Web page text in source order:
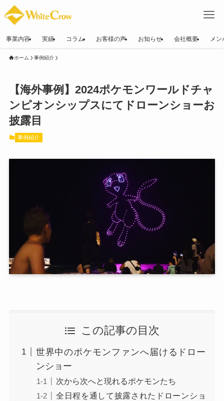
事業内容 実績 コラム お客様の声 お知らせ 会社概要 メン
ホーム 事例紹介
【海外事例】2024ポケモンワールドチャ
ンピオンシップスにてドローンショーお
披露目
事例紹介
この記事の目次
世界中のポケモンファンへ届けるドロー
ンショー
次から次へと現れるポケモンたち
全日程を通して披露されたドローンショ